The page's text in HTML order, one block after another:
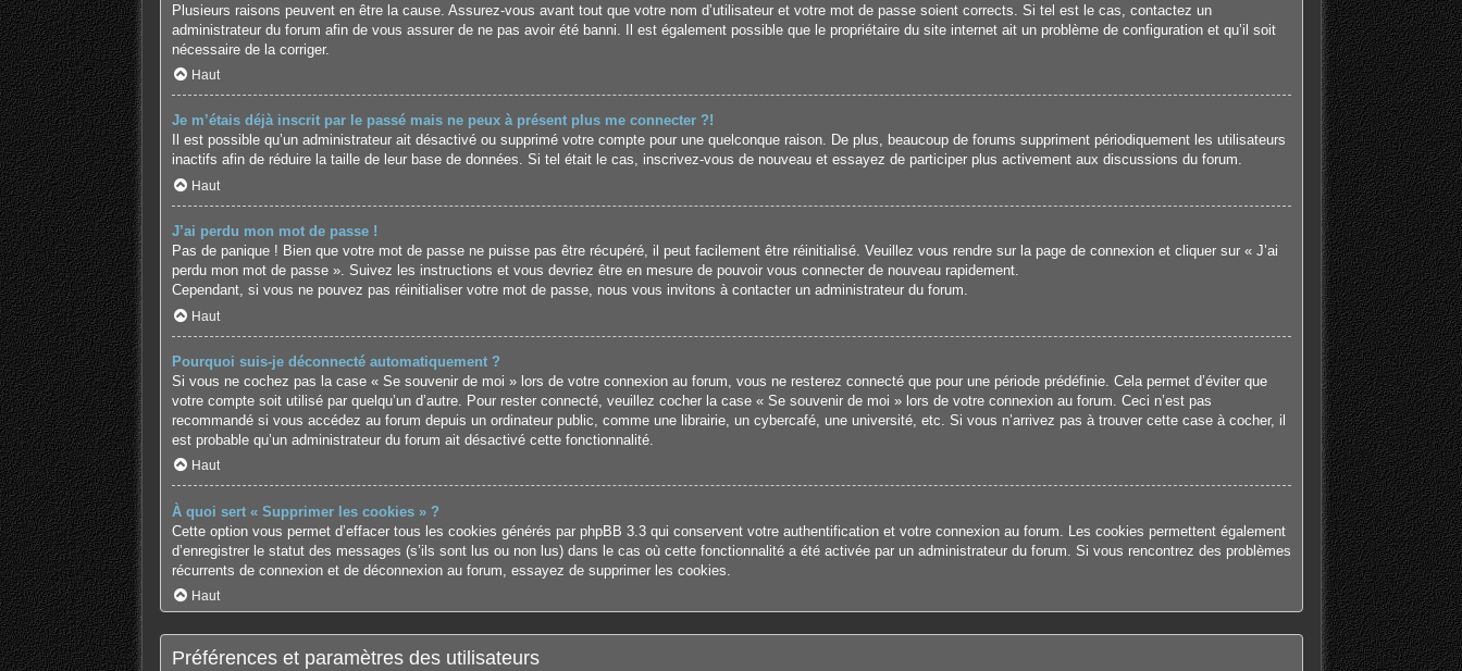
Plusieurs raisons peuvent en être la cause. Assurez-vous avant tout que votre nom d’utilisateur et votre mot de passe soient corrects. Si tel est le cas, contactez un
administrateur du forum afin de vous assurer de ne pas avoir été banni. Il est également possible que le propriétaire du site internet ait un problème de configuration et qu’il soit
nécessaire de la corriger.
Haut
Je m’étais déjà inscrit par le passé mais ne peux à présent plus me connecter ?!
Il est possible qu’un administrateur ait désactivé ou supprimé votre compte pour une quelconque raison. De plus, beaucoup de forums suppriment périodiquement les utilisateurs
inactifs afin de réduire la taille de leur base de données. Si tel était le cas, inscrivez-vous de nouveau et essayez de participer plus activement aux discussions du forum.
Haut
J’ai perdu mon mot de passe !
Pas de panique ! Bien que votre mot de passe ne puisse pas être récupéré, il peut facilement être réinitialisé. Veuillez vous rendre sur la page de connexion et cliquer sur « J’ai
perdu mon mot de passe ». Suivez les instructions et vous devriez être en mesure de pouvoir vous connecter de nouveau rapidement.
Cependant, si vous ne pouvez pas réinitialiser votre mot de passe, nous vous invitons à contacter un administrateur du forum.
Haut
Pourquoi suis-je déconnecté automatiquement ?
Si vous ne cochez pas la case « Se souvenir de moi » lors de votre connexion au forum, vous ne resterez connecté que pour une période prédéfinie. Cela permet d’éviter que
votre compte soit utilisé par quelqu’un d’autre. Pour rester connecté, veuillez cocher la case « Se souvenir de moi » lors de votre connexion au forum. Ceci n’est pas
recommandé si vous accédez au forum depuis un ordinateur public, comme une librairie, un cybercafé, une université, etc. Si vous n’arrivez pas à trouver cette case à cocher, il
est probable qu’un administrateur du forum ait désactivé cette fonctionnalité.
Haut
À quoi sert « Supprimer les cookies » ?
Cette option vous permet d’effacer tous les cookies générés par phpBB 3.3 qui conservent votre authentification et votre connexion au forum. Les cookies permettent également
d’enregistrer le statut des messages (s’ils sont lus ou non lus) dans le cas où cette fonctionnalité a été activée par un administrateur du forum. Si vous rencontrez des problèmes
récurrents de connexion et de déconnexion au forum, essayez de supprimer les cookies.
Haut
Préférences et paramètres des utilisateurs